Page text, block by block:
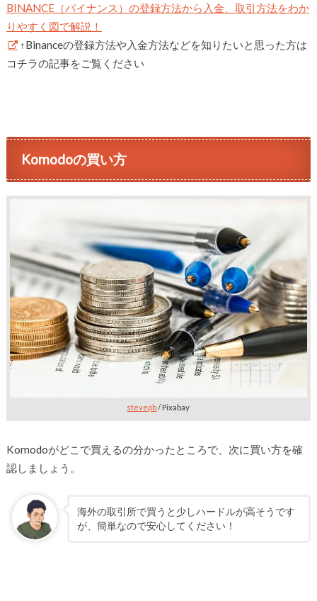
BINANCE（バイナンス）の登録方法から入金、取引方法をわか
りやすく図で解説！
↑Binanceの登録方法や入金方法などを知りたいと思った方は
コチラの記事をご覧ください
Komodoの買い方
stevepb/ Pixabay
Komodoがどこで買えるの分かったところで、次に買い方を確
認しましょう。
海外の取引所で買うと少しハードルが高そうです
が、簡単なので安心してください！